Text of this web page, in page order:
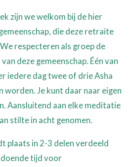
zijn we welkom bij de hier
die deze retraite
respecteren als groep de
deze gemeenschap. Één van
iedere dag twee of drie Asha
worden. Je kunt daar naar eigen
Aansluitend aan elke meditatie
stilte in acht genomen.
plaats in 2-3 delen verdeeld
tijd voor